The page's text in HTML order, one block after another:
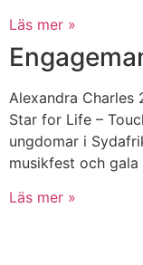
Läs mer »
Alexandra Charles
Star for Life –
ungdomar i
musikfest och
Läs mer »